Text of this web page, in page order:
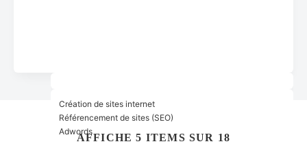
Création de sites internet
Référencement de sites (SEO)
Adwords
AFFICHE 5 ITEMS SUR 18